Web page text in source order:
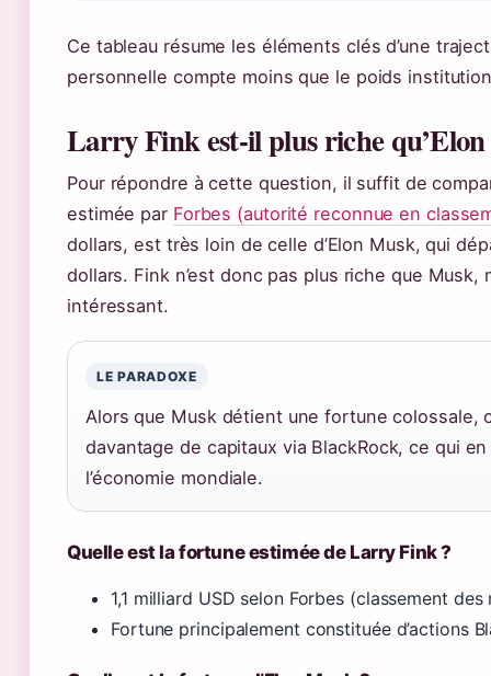
Ce tableau résume les éléments clés d’une
personnelle compte moins que le poids
Larry Fink est-il plus riche
Pour répondre à cette question, il suffit de
estimée par Forbes (autorité reconnue en
dollars, est très loin de celle d’Elon Musk, qui
dollars. Fink n’est donc pas plus riche que
intéressant.
LE PARADOXE
Alors que Musk détient une fortune colossale,
davantage de capitaux via BlackRock, ce qui
l’économie mondiale.
Quelle est la fortune estimée de Larry Fink ?
1,1 milliard USD selon Forbes (classement
Fortune principalement constituée d’actions